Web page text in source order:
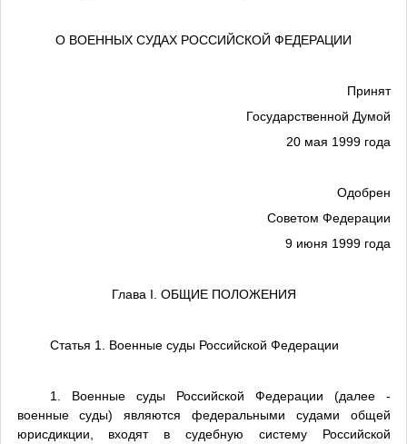
О ВОЕННЫХ СУДАХ РОССИЙСКОЙ ФЕДЕРАЦИИ
Принят
Государственной Думой
20 мая 1999 года
Одобрен
Советом Федерации
9 июня 1999 года
Глава I. ОБЩИЕ ПОЛОЖЕНИЯ
Статья 1. Военные суды Российской Федерации
1. Военные суды Российской Федерации (далее -
военные суды) являются федеральными судами общей
юрисдикции, входят в судебную систему Российской